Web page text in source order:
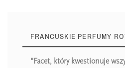
FRANCUSKIE PERFUMY
"Facet, który kwestionuje